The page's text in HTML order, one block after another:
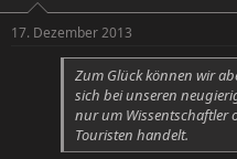
17. Dezember 2013
Zum Glück können wir
sich bei unseren
nur um Wissentschaftler
Touristen handelt.